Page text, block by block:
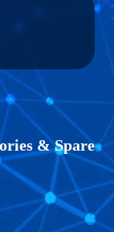
& Spare